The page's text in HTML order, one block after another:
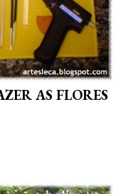
AS FLORES